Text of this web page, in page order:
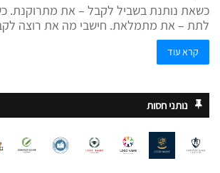
כשאת נותנת בשביל לקבל – את מתרוקנת.
לתת – את מתמלאת. חישבי מה את רוצה
קרא עוד
נותני חסות